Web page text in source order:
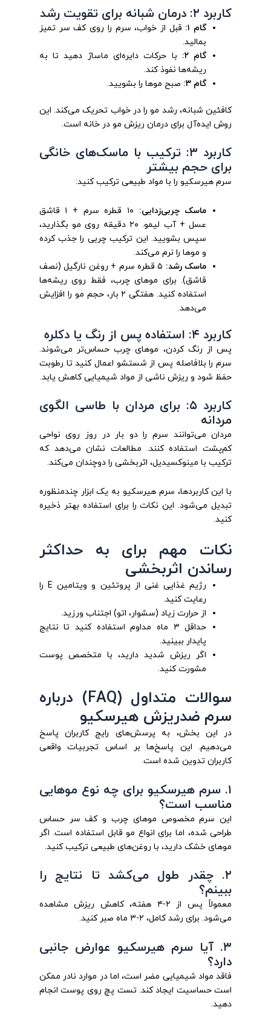
کاربرد ۲: درمان شبانه برای تقویت رشد
گام ۱:
قبل از خواب، سرم را روی کف سر تمیز
بمالید.
گام ۲:
با حرکات دایره‌ای ماساژ دهید تا به
ریشه‌ها نفوذ کند.
گام ۳:
صبح موها را بشویید.
کافئین شبانه، رشد مو را در خواب تحریک می‌کند. این
روش ایده‌آل برای درمان ریزش مو در خانه است.
کاربرد ۳: ترکیب با ماسک‌های خانگی
برای حجم بیشتر
سرم هیرسکیو را با مواد طبیعی ترکیب کنید:
ماسک چربی‌زدایی:
۱۰ قطره سرم + ۱ قاشق
عسل + آب لیمو. ۲۰ دقیقه روی مو بگذارید،
سپس بشویید. این ترکیب چربی را جذب کرده
و موها را نرم می‌کند.
ماسک رشد:
۵ قطره سرم + روغن نارگیل (نصف
قاشق). برای موهای چرب، فقط روی ریشه‌ها
استفاده کنید. هفتگی ۲ بار، حجم مو را افزایش
می‌دهد.
کاربرد ۴: استفاده پس از رنگ یا دکلره
پس از رنگ کردن، موهای چرب حساس‌تر می‌شوند.
سرم را بلافاصله پس از شستشو اعمال کنید تا رطوبت
حفظ شود و ریزش ناشی از مواد شیمیایی کاهش یابد.
کاربرد ۵: برای مردان با طاسی الگوی
مردانه
مردان می‌توانند سرم را دو بار در روز روی نواحی
کم‌پشت استفاده کنند. مطالعات نشان می‌دهد که
ترکیب با مینوکسیدیل، اثربخشی را دوچندان می‌کند.
با این کاربردها، سرم هیرسکیو به یک ابزار چندمنظوره
تبدیل می‌شود. این نکات را برای استفاده بهتر ذخیره
کنید.
نکات مهم برای به حداکثر
رساندن اثربخشی
رژیم غذایی غنی از پروتئین و ویتامین E را
رعایت کنید.
از حرارت زیاد (سشوار، اتو) اجتناب ورزید.
حداقل ۳ ماه مداوم استفاده کنید تا نتایج
پایدار ببینید.
اگر ریزش شدید دارید، با متخصص پوست
مشورت کنید.
سوالات متداول (FAQ) درباره
سرم ضدریزش هیرسکیو
در این بخش، به پرسش‌های رایج کاربران پاسخ
می‌دهیم. این پاسخ‌ها بر اساس تجربیات واقعی
کاربران تدوین شده است.
۱. سرم هیرسکیو برای چه نوع موهایی
مناسب است؟
این سرم مخصوص موهای چرب و کف سر حساس
طراحی شده، اما برای انواع مو قابل استفاده است. اگر
موهای خشک دارید، با روغن‌های طبیعی ترکیب کنید.
۲. چقدر طول می‌کشد تا نتایج را
ببینم؟
معمولاً پس از ۲-۴ هفته، کاهش ریزش مشاهده
می‌شود. برای رشد کامل، ۲-۳ ماه صبر کنید.
۳. آیا سرم هیرسکیو عوارض جانبی
دارد؟
فاقد مواد شیمیایی مضر است، اما در موارد نادر ممکن
است حساسیت ایجاد کند. تست پچ روی پوست انجام
دهید.